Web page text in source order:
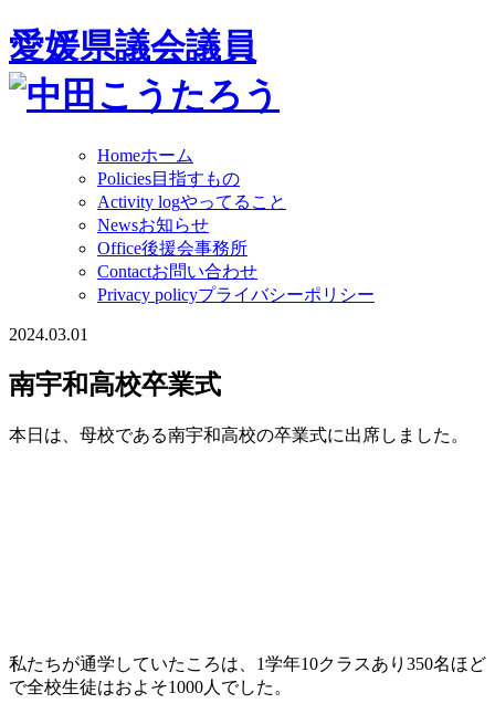
愛媛県議会議員
Homeホーム
Policies目指すもの
Activity logやってること
Newsお知らせ
Office後援会事務所
Contactお問い合わせ
Privacy policyプライバシーポリシー
2024.03.01
南宇和高校卒業式
本日は、母校である南宇和高校の卒業式に出席しました。
私たちが通学していたころは、1学年10クラスあり350名ほど
で全校生徒はおよそ1000人でした。